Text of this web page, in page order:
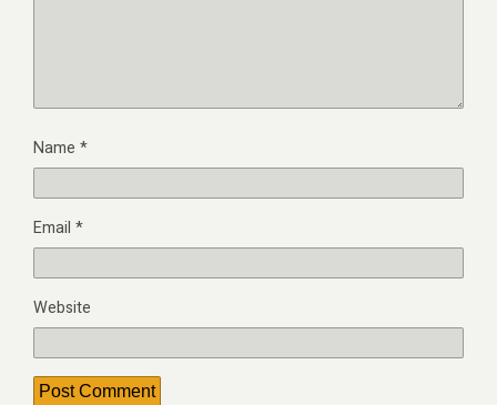
Name *
Email *
Website